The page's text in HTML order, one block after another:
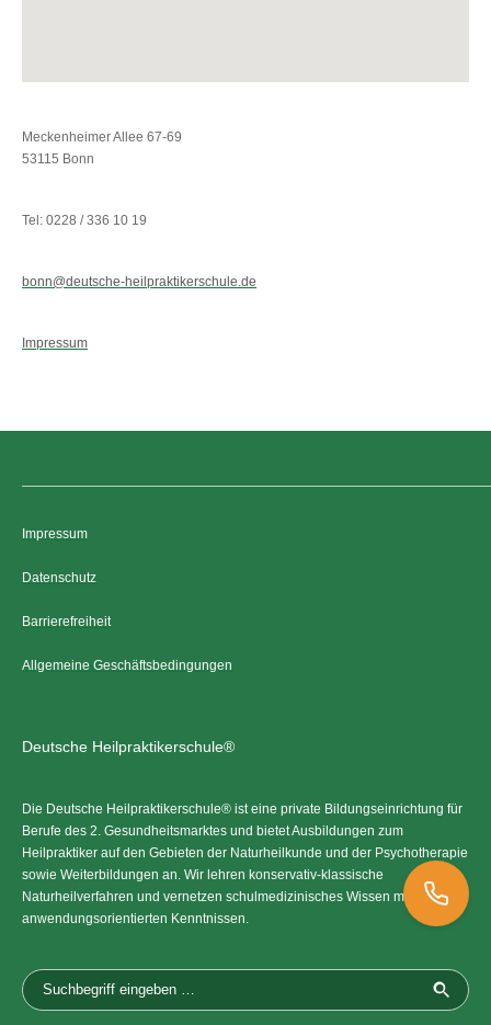
Meckenheimer Allee 67-69
53115 Bonn
Tel: 0228 / 336 10 19
bonn@deutsche-heilpraktikerschule.de
Impressum
Impressum
Datenschutz
Barrierefreiheit
Allgemeine Geschäftsbedingungen
Deutsche Heilpraktikerschule®
Die Deutsche Heilpraktikerschule® ist eine private Bildungseinrichtung für
Berufe des 2. Gesundheitsmarktes und bietet Ausbildungen zum
Heilpraktiker auf den Gebieten der Naturheilkunde und der Psychotherapie
sowie Weiterbildungen an. Wir lehren konservativ-klassische
Naturheilverfahren und vernetzen schulmedizinisches Wissen mit
anwendungsorientierten Kenntnissen.